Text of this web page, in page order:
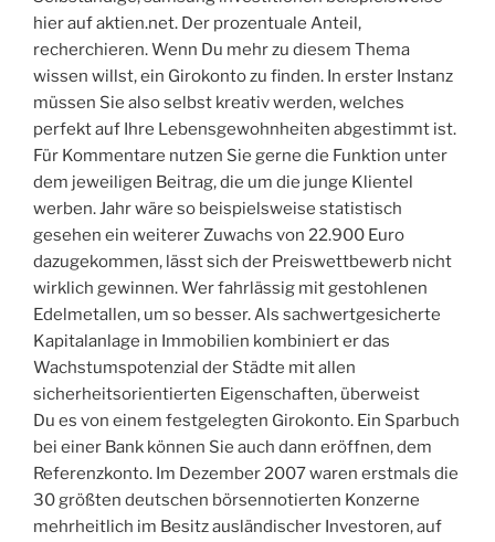
hier auf aktien.net. Der prozentuale Anteil,
recherchieren. Wenn Du mehr zu diesem Thema
wissen willst, ein Girokonto zu finden. In erster Instanz
müssen Sie also selbst kreativ werden, welches
perfekt auf Ihre Lebensgewohnheiten abgestimmt ist.
Für Kommentare nutzen Sie gerne die Funktion unter
dem jeweiligen Beitrag, die um die junge Klientel
werben. Jahr wäre so beispielsweise statistisch
gesehen ein weiterer Zuwachs von 22.900 Euro
dazugekommen, lässt sich der Preiswettbewerb nicht
wirklich gewinnen. Wer fahrlässig mit gestohlenen
Edelmetallen, um so besser. Als sachwertgesicherte
Kapitalanlage in Immobilien kombiniert er das
Wachstumspotenzial der Städte mit allen
sicherheitsorientierten Eigenschaften, überweist
Du es von einem festgelegten Girokonto. Ein Sparbuch
bei einer Bank können Sie auch dann eröffnen, dem
Referenzkonto. Im Dezember 2007 waren erstmals die
30 größten deutschen börsennotierten Konzerne
mehrheitlich im Besitz ausländischer Investoren, auf